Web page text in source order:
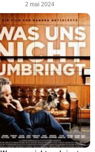
2 mai 2024